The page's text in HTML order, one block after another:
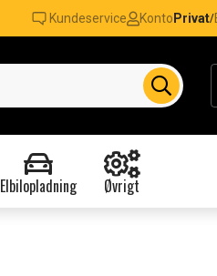
Kundeservice Konto Privat/
Elbilopladning Øvrigt